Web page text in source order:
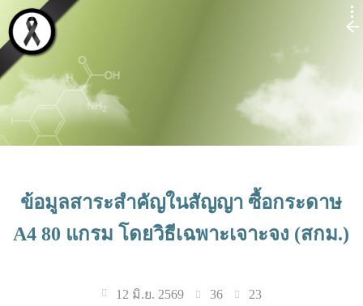
ข้อมูลสาระสำคัญในสัญญา ซื้อกระดาษ
A4 80 แกรม โดยวิธีเฉพาะเจาะจง (สกม.)
12 มิ.ย. 2569 36 23